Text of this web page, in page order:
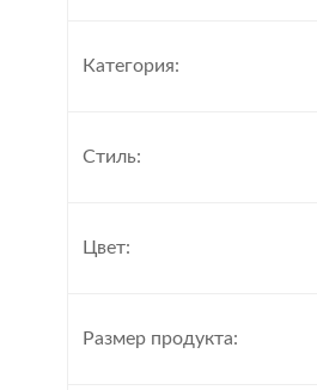
Категория:
Стиль:
Цвет:
Размер продукта: